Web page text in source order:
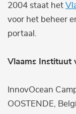
2004 staat het
voor het beheer
portaal.
Vlaams Instituut
InnovOcean
OOSTENDE,